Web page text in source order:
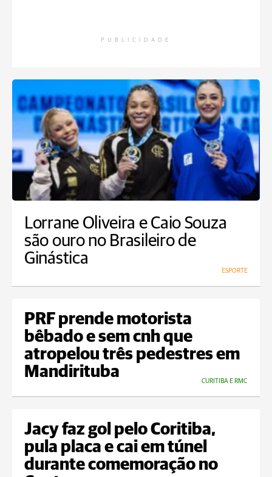
PUBLICIDADE
Lorrane Oliveira e Caio Souza
são ouro no Brasileiro de
Ginástica
ESPORTE
PRF prende motorista
bêbado e sem cnh que
atropelou três pedestres em
Mandirituba
CURITIBA E RMC
Jacy faz gol pelo Coritiba,
pula placa e cai em túnel
durante comemoração no